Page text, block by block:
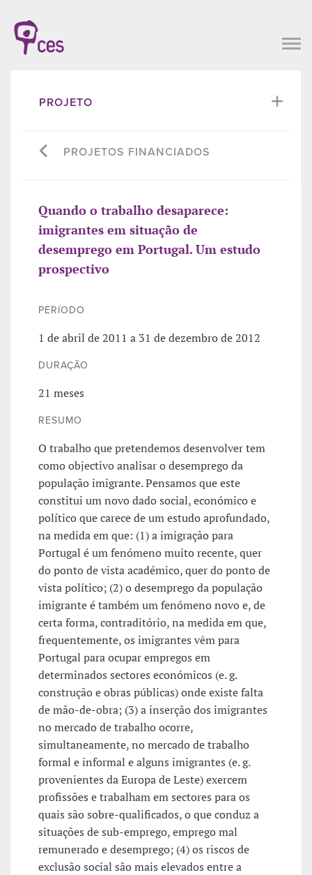
PROJETO
PROJETOS FINANCIADOS
Quando o trabalho desaparece:
imigrantes em situação de
desemprego em Portugal. Um estudo
prospectivo
PERÍODO
1 de abril de 2011 a 31 de dezembro de 2012
DURAÇÃO
21 meses
RESUMO
O trabalho que pretendemos desenvolver tem
como objectivo analisar o desemprego da
população imigrante. Pensamos que este
constitui um novo dado social, económico e
político que carece de um estudo aprofundado,
na medida em que: (1) a imigração para
Portugal é um fenómeno muito recente, quer
do ponto de vista académico, quer do ponto de
vista político; (2) o desemprego da população
imigrante é também um fenómeno novo e, de
certa forma, contraditório, na medida em que,
frequentemente, os imigrantes vêm para
Portugal para ocupar empregos em
determinados sectores económicos (e. g.
construção e obras públicas) onde existe falta
de mão-de-obra; (3) a inserção dos imigrantes
no mercado de trabalho ocorre,
simultaneamente, no mercado de trabalho
formal e informal e alguns imigrantes (e. g.
provenientes da Europa de Leste) exercem
profissões e trabalham em sectores para os
quais são sobre-qualificados, o que conduz a
situações de sub-emprego, emprego mal
remunerado e desemprego; (4) os riscos de
exclusão social são mais elevados entre a